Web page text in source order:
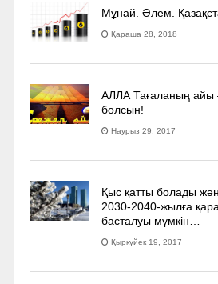
Мұнай. Әлем.
Қараша 28, 2018
АЛЛА Тағаланың айы
болсын!
Наурыз 29, 2017
Қыс қатты болады
2030-2040­-жылға
басталуы мүмкін…
Қыркүйек 19, 2017